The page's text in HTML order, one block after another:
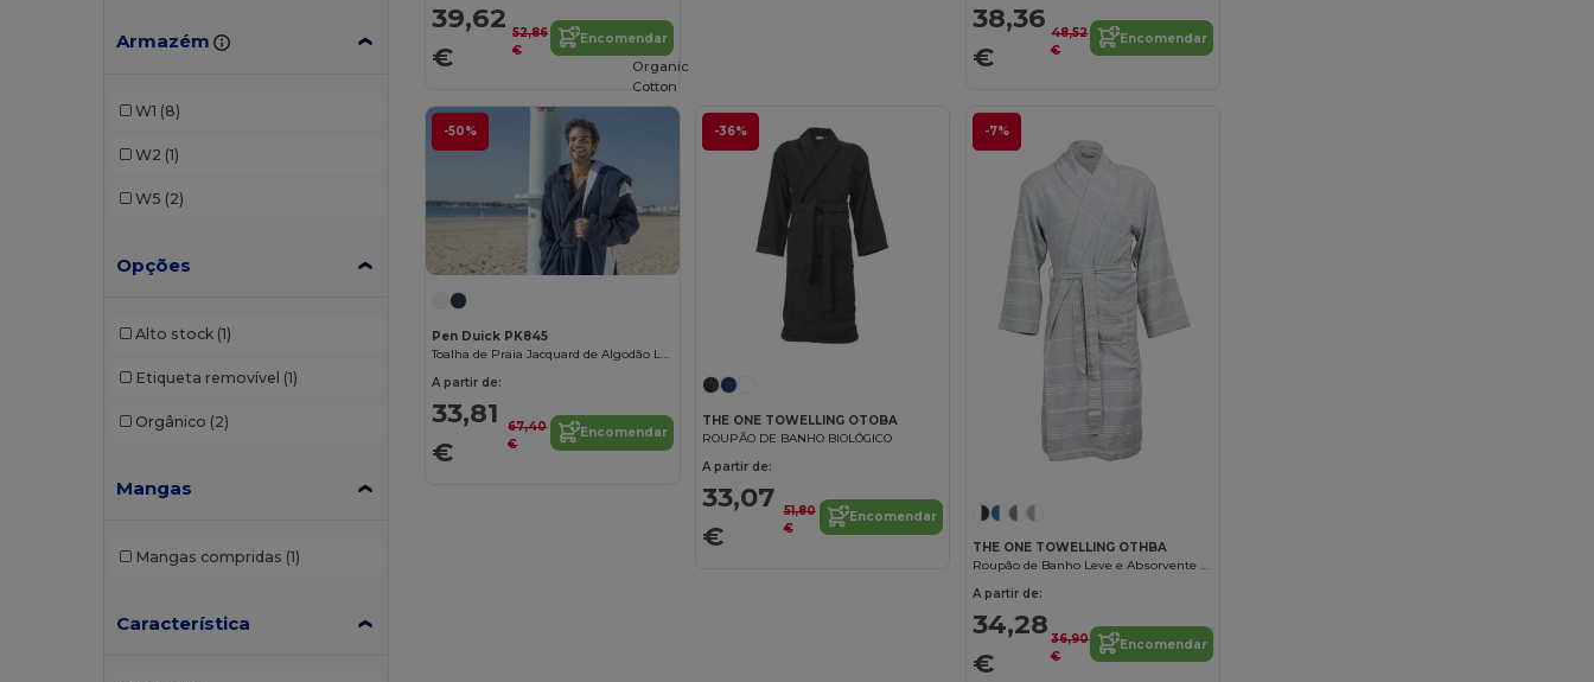
Armazém
W1 (8)
W2 (1)
W5 (2)
Opções
Alto stock (1)
Etiqueta removível (1)
Orgânico (2)
Mangas
Mangas compridas (1)
Característica
39,62
€
52,86
€
Encomendar
38,36
€
48,52
€
Encomendar
-50%
Pen Duick PK845
Toalha de Praia Jacquard de Algodão Luxo
A partir de:
33,81
€
67,40
€
Encomendar
-36%
Organic
Cotton
THE ONE TOWELLING OTOBA
ROUPÃO DE BANHO BIOLÓGICO
A partir de:
33,07
€
51,80
€
Encomendar
-7%
THE ONE TOWELLING OTHBA
Roupão de Banho Leve e Absorvente de Algodão
A partir de:
34,28
€
36,90
€
Encomendar